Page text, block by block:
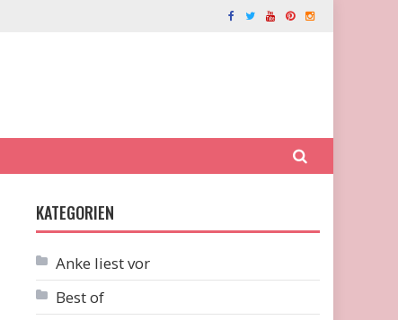
KATEGORIEN
Anke liest vor
Best of